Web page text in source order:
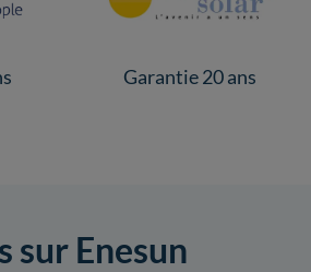
Garantie 20 ans
sur Enesun